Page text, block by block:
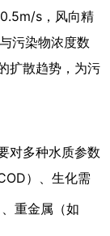
s，风向精
污染物浓度数
扩散趋势，为污
对多种水质参数
）、生化需
、重金属（如